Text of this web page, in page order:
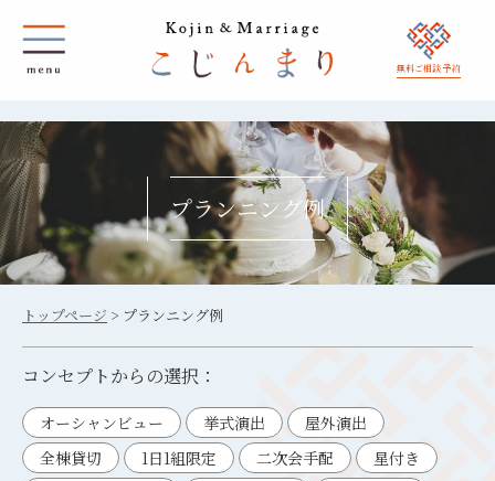
無料ご相談 予約
プランニング例
トップページ > プランニング例
コンセプトからの選択：
オーシャンビュー 挙式演出
屋外演出
全棟貸切
1日1組限定 二次会手配
星付き